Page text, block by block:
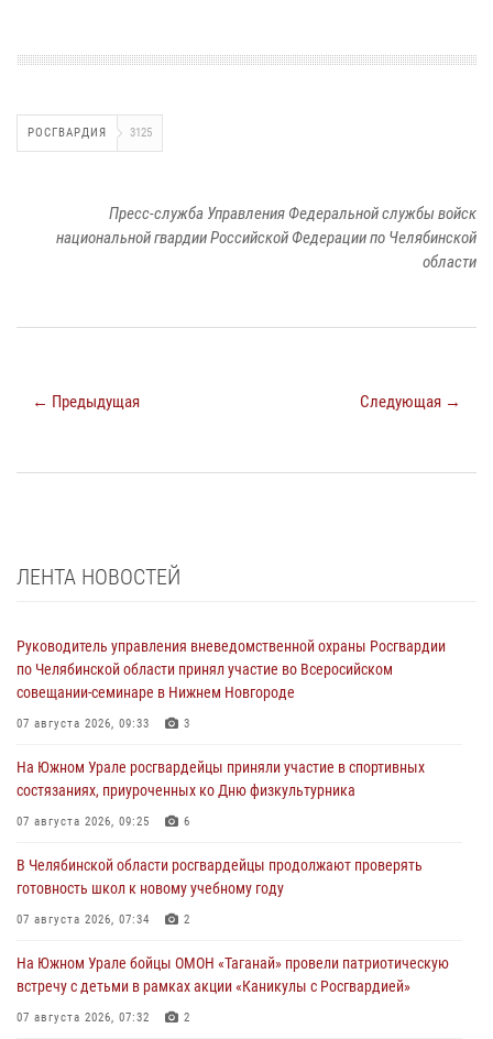
РОСГВАРДИЯ 3125
Пресс-служба Управления Федеральной службы войск
национальной гвардии Российской Федерации по Челябинской
области
← Предыдущая Следующая →
ЛЕНТА НОВОСТЕЙ
Руководитель управления вневедомственной охраны Росгвардии
по Челябинской области принял участие во Всеросийском
совещании-семинаре в Нижнем Новгороде
07 августа 2026, 09:33 3
На Южном Урале росгвардейцы приняли участие в спортивных
состязаниях, приуроченных ко Дню физкультурника
07 августа 2026, 09:25 6
В Челябинской области росгвардейцы продолжают проверять
готовность школ к новому учебному году
07 августа 2026, 07:34 2
На Южном Урале бойцы ОМОН «Таганай» провели патриотическую
встречу с детьми в рамках акции «Каникулы с Росгвардией»
07 августа 2026, 07:32 2